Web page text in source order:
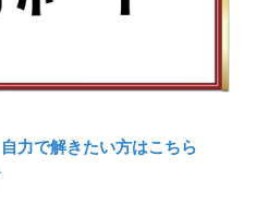
自力で解きたい方はこちら